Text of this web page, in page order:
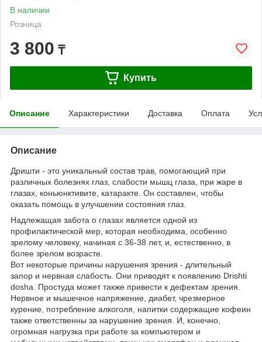
В наличии
Розница
3 800 ₸
Купить
Описание Характеристики Доставка Оплата
Описание
Дришти - это уникальный состав трав, помогающий при
различных болезнях глаз, слабости мышц глаза, при жаре в
глазах, коньюнктивите, катаракте. Он составлен, чтобы
оказать помощь в улучшении состояния глаз.
Надлежащая забота о глазах является одной из
профилактической мер, которая необходима, особенно
зрелому человеку, начиная с 36-38 лет, и, естественно, в
более зрелом возрасте.
Вот некоторые причины нарушения зрения - длительный
запор и нервная слабость. Они приводят к появлению Drishti
dosha. Простуда может также привести к дефектам зрения.
Нервное и мышечное напряжение, диабет, чрезмерное
курение, потребление алкоголя, напитки содержащие кофеин
также ответственны за нарушение зрения. И, конечно,
огромная нагрузка при работе за компьютером и